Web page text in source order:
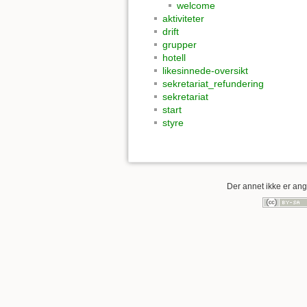
welcome
aktiviteter
drift
grupper
hotell
likesinnede-oversikt
sekretariat_refundering
sekretariat
start
styre
Der annet ikke er